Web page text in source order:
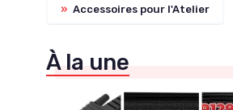
» Accessoires pour l'Atelier
À la une